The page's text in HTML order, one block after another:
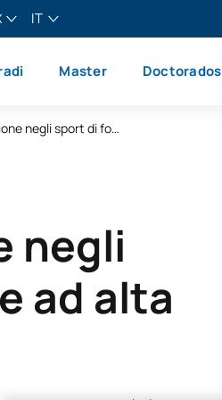
IT
English
Français
Master Doctorados
Microcertificazione in Nutrizione negli sport di forza e intensità
negli
ad alta